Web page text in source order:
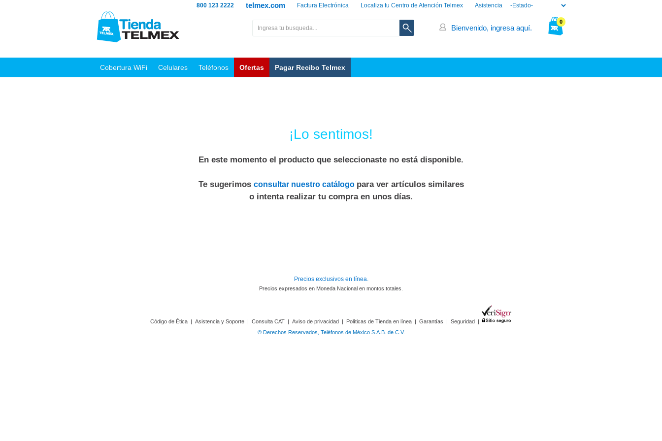
Asistencia
Localiza tu Centro de Atención Telmex
Factura Electrónica
telmex.com
800 123 2222
0
Bienvenido, ingresa aquí.
Cobertura WiFi Celulares Teléfonos Ofertas Pagar Recibo Telmex
¡Lo sentimos!
En este momento el producto que seleccionaste no está disponible.
Te sugerimos consultar nuestro catálogo para ver artículos similares
o intenta realizar tu compra en unos días.
Precios exclusivos en línea.
Precios expresados en Moneda Nacional en montos totales.
Código de Ética | Asistencia y Soporte | Consulta CAT | Aviso de privacidad | Políticas de Tienda en línea | Garantías | Seguridad |
© Derechos Reservados, Teléfonos de México S.A.B. de C.V.